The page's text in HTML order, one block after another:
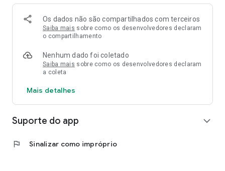
Os dados não são compartilhados com terceiros
Saiba mais sobre como os desenvolvedores declaram
o compartilhamento
Nenhum dado foi coletado
Saiba mais sobre como os desenvolvedores declaram
a coleta
Mais detalhes
Suporte do app expand_more
flag Sinalizar como impróprio